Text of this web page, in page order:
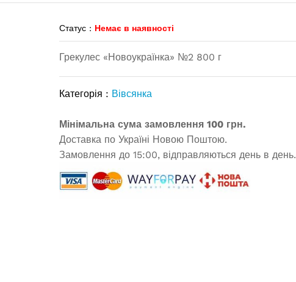
Статус : Немає в наявності
Грекулес «Новоукраїнка» №2 800 г
Категорія : Вівсянка
Мінімальна сума замовлення 100 грн.
Доставка по Україні Новою Поштою.
Замовлення до 15:00, відправляються день в день.